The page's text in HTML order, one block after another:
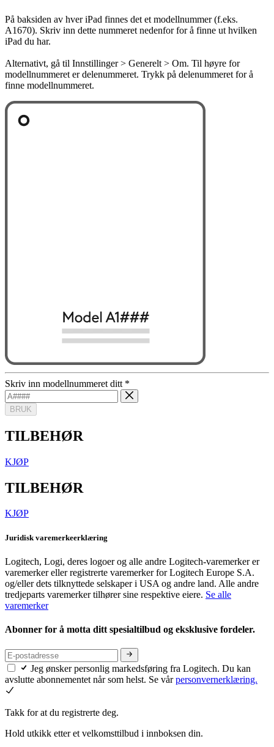
På baksiden av hver iPad finnes det et modellnummer (f.eks.
A1670). Skriv inn dette nummeret nedenfor for å finne ut hvilken
iPad du har.
Alternativt, gå til Innstillinger > Generelt > Om. Til høyre for
modellnummeret er delenummeret. Trykk på delenummeret for å
finne modellnummeret.
Skriv inn modellnummeret ditt *
BRUK
TILBEHØR
KJØP
TILBEHØR
KJØP
Juridisk varemerkeerklæring
Logitech, Logi, deres logoer og alle andre Logitech-varemerker er
varemerker eller registrerte varemerker for Logitech Europe S.A.
og/eller dets tilknyttede selskaper i USA og andre land. Alle andre
tredjeparts varemerker tilhører sine respektive eiere. Se alle
varemerker
Abonner for å motta ditt spesialtilbud og eksklusive fordeler.
Jeg ønsker personlig markedsføring fra Logitech. Du kan
avslutte abonnementet når som helst. Se vårpersonvernerklæring.
Takk for at du registrerte deg.
Hold utkikk etter et velkomsttilbud i innboksen din.